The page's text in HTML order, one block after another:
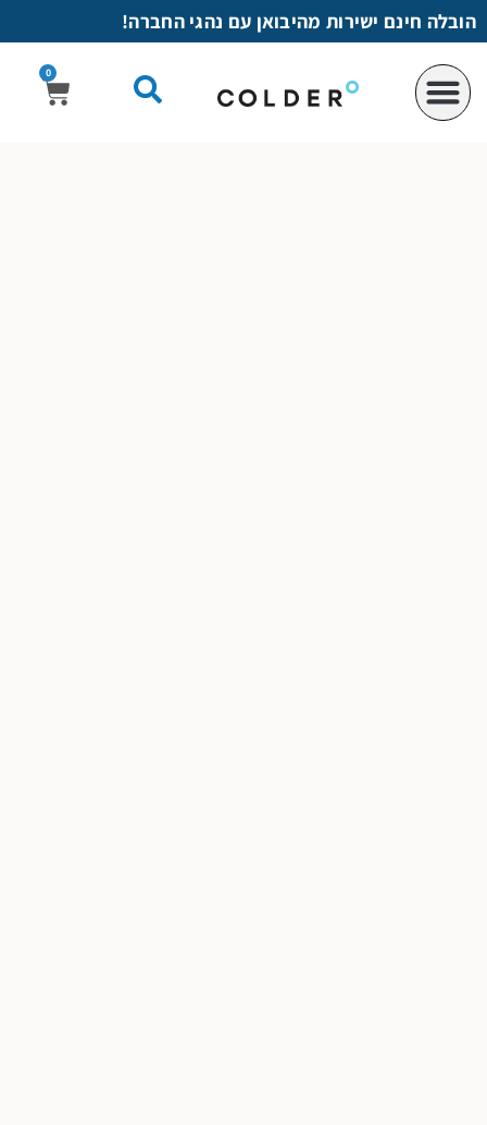
לתוכן
הובלה חינם ישירות מהיבואן עם נהגי החברה!
0